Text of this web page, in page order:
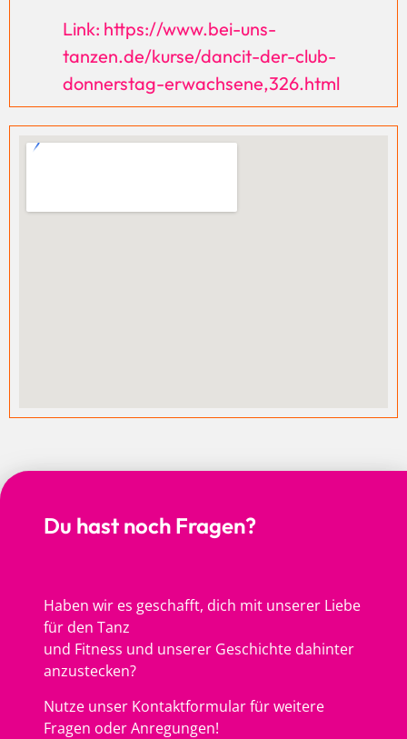
Link: https://www.bei-uns-
tanzen.de/kurse/dancit-der-club-
donnerstag-erwachsene,326.html
Du hast noch Fragen?
Haben wir es geschafft, dich mit unserer Liebe
für den Tanz
und Fitness und unserer Geschichte dahinter
anzustecken?
Nutze unser Kontaktformular für weitere
Fragen oder Anregungen!